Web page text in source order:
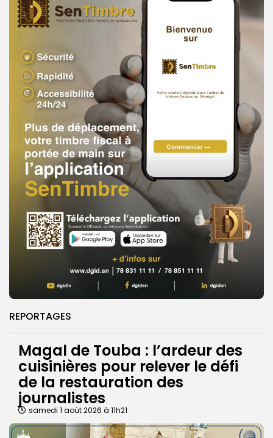
REPORTAGES
Magal de Touba : l’ardeur des
cuisinières pour relever le défi
de la restauration des
journalistes
samedi 1 août 2026 à 11h21